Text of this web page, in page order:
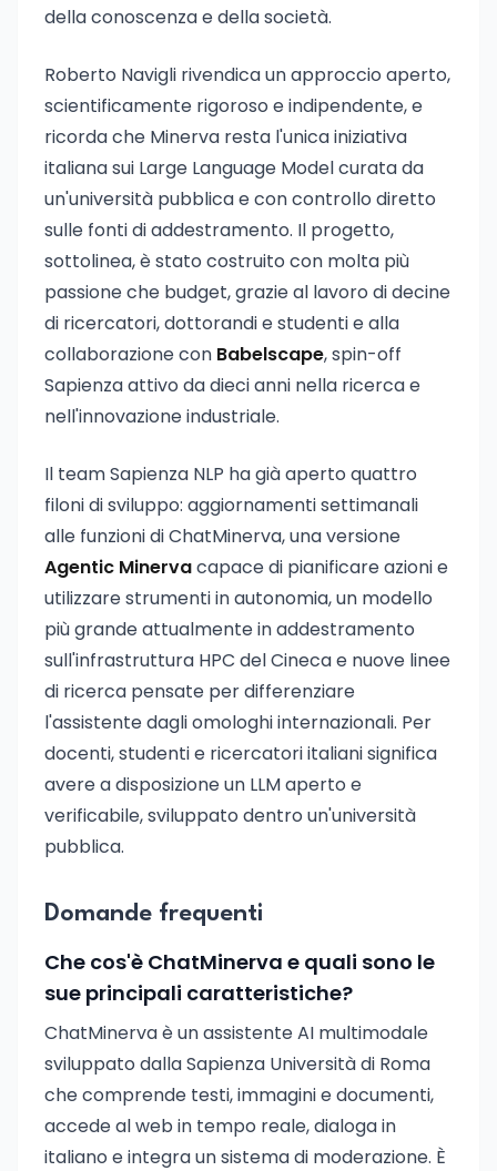
della conoscenza e della società.
Roberto Navigli rivendica un approccio aperto,
scientificamente rigoroso e indipendente, e
ricorda che Minerva resta l'unica iniziativa
italiana sui Large Language Model curata da
un'università pubblica e con controllo diretto
sulle fonti di addestramento. Il progetto,
sottolinea, è stato costruito con molta più
passione che budget, grazie al lavoro di decine
di ricercatori, dottorandi e studenti e alla
collaborazione con Babelscape, spin-off
Sapienza attivo da dieci anni nella ricerca e
nell'innovazione industriale.
Il team Sapienza NLP ha già aperto quattro
filoni di sviluppo: aggiornamenti settimanali
alle funzioni di ChatMinerva, una versione
Agentic Minervacapace di pianificare azioni e
utilizzare strumenti in autonomia, un modello
più grande attualmente in addestramento
sull'infrastruttura HPC del Cineca e nuove linee
di ricerca pensate per differenziare
l'assistente dagli omologhi internazionali. Per
docenti, studenti e ricercatori italiani significa
avere a disposizione un LLM aperto e
verificabile, sviluppato dentro un'università
pubblica.
Domande frequenti
Che cos'è ChatMinerva e quali sono le
sue principali caratteristiche?
ChatMinerva è un assistente AI multimodale
sviluppato dalla Sapienza Università di Roma
che comprende testi, immagini e documenti,
accede al web in tempo reale, dialoga in
italiano e integra un sistema di moderazione. È